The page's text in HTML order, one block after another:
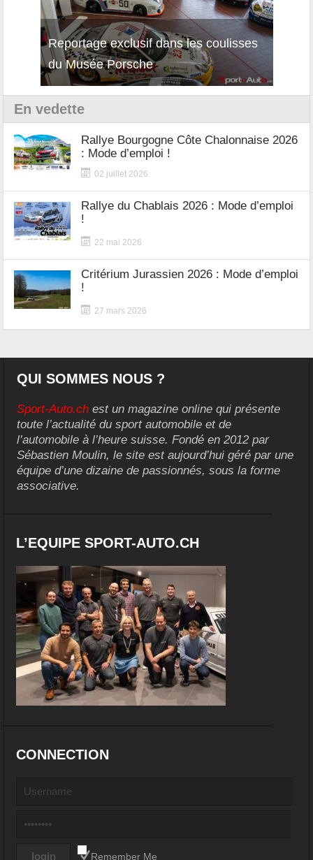
Reportage exclusif dans les coulisses
du Musée Porsche
Découverte de la nouvelle Ferrari
12Cilindri Manuale
En vedette
Rallye Bourgogne Côte Chalonnaise 2026
: Mode d’emploi !
02 juillet 2026
Rallye du Chablais 2026 : Mode d’emploi
!
22 mai 2026
Critérium Jurassien 2026 : Mode d’emploi
!
27 mars 2026
QUI SOMMES NOUS ?
Sport-Auto.ch est un magazine online qui présente
toute l’actualité du sport automobile et de
l’automobile à l’heure suisse. Fondé en 2012 par
Sébastien Moulin, le site est aujourd’hui géré par une
équipe d’une dizaine de passionnés, sous la forme
associative.
L’EQUIPE SPORT-AUTO.CH
CONNECTION
Remember Me